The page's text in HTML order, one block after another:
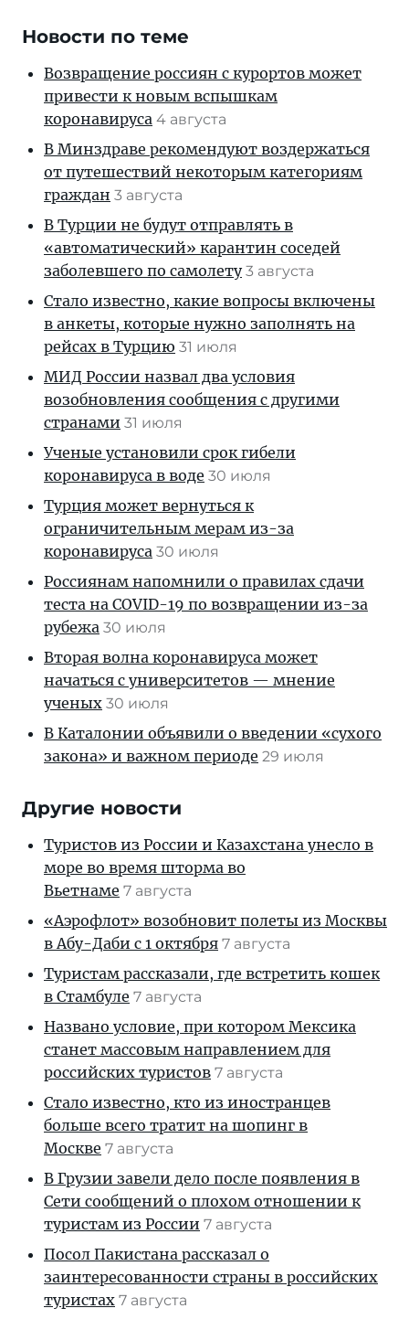
Новости по теме
Возвращение россиян с курортов может
привести к новым вспышкам
коронавируса 4 августа
В Минздраве рекомендуют воздержаться
от путешествий некоторым категориям
граждан 3 августа
В Турции не будут отправлять в
«автоматический» карантин соседей
заболевшего по самолету 3 августа
Стало известно, какие вопросы включены
в анкеты, которые нужно заполнять на
рейсах в Турцию 31 июля
МИД России назвал два условия
возобновления сообщения с другими
странами 31 июля
Ученые установили срок гибели
коронавируса в воде 30 июля
Турция может вернуться к
ограничительным мерам из-за
коронавируса 30 июля
Россиянам напомнили о правилах сдачи
теста на COVID-19 по возвращении из-за
рубежа 30 июля
Вторая волна коронавируса может
начаться с университетов — мнение
ученых 30 июля
В Каталонии объявили о введении «сухого
закона» и важном периоде 29 июля
Другие новости
Туристов из России и Казахстана унесло в
море во время шторма во
Вьетнаме 7 августа
«Аэрофлот» возобновит полеты из Москвы
в Абу-Даби с 1 октября 7 августа
Туристам рассказали, где встретить кошек
в Стамбуле 7 августа
Названо условие, при котором Мексика
станет массовым направлением для
российских туристов 7 августа
Стало известно, кто из иностранцев
больше всего тратит на шопинг в
Москве 7 августа
В Грузии завели дело после появления в
Сети сообщений о плохом отношении к
туристам из России 7 августа
Посол Пакистана рассказал о
заинтересованности страны в российских
туристах 7 августа